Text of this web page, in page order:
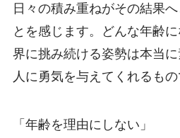
日々の積み重ねがその結果
とを感じます。どんな年齢
界に挑み続ける姿勢は本当
人に勇気を与えてくれるもの
「年齢を理由にしない」